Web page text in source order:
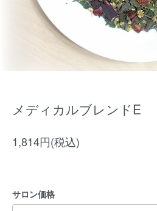
メディカルブレンドE
1,814円(税込)
サロン価格